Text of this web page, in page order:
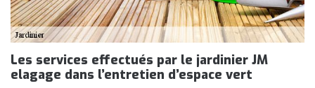
Les services effectués par le jardinier JM
elagage dans l’entretien d’espace vert